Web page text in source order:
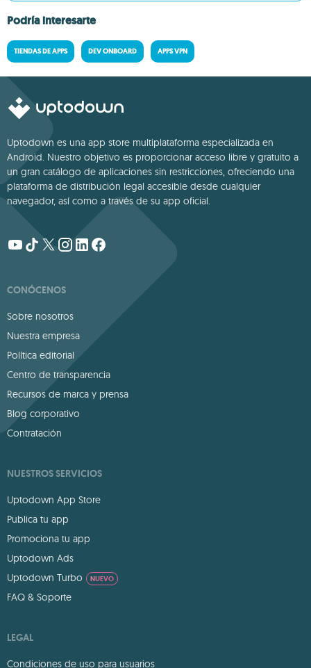
Podría interesarte
TIENDAS DE APPS DEV ONBOARD APPS VPN
Uptodown es una app store multiplataforma especializada en
Android. Nuestro objetivo es proporcionar acceso libre y gratuito a
un gran catálogo de aplicaciones sin restricciones, ofreciendo una
plataforma de distribución legal accesible desde cualquier
navegador, así como a través de su app oficial.
CONÓCENOS
Sobre nosotros
Nuestra empresa
Política editorial
Centro de transparencia
Recursos de marca y prensa
Blog corporativo
Contratación
NUESTROS SERVICIOS
Uptodown App Store
Publica tu app
Promociona tu app
Uptodown Ads
Uptodown Turbo
NUEVO
FAQ & Soporte
LEGAL
Condiciones de uso para usuarios